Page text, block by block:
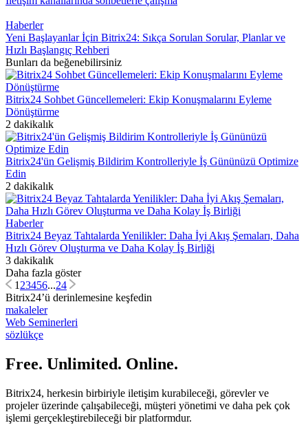
Haberler
Yeni Başlayanlar İçin Bitrix24: Sıkça Sorulan Sorular, Planlar ve
Hızlı Başlangıç Rehberi
Bunları da beğenebilirsiniz
Bitrix24 Sohbet Güncellemeleri: Ekip Konuşmalarını Eyleme
Dönüştürme
2 dakikalık
Bitrix24'ün Gelişmiş Bildirim Kontrolleriyle İş Gününüzü Optimize
Edin
2 dakikalık
Haberler
Bitrix24 Beyaz Tahtalarda Yenilikler: Daha İyi Akış Şemaları, Daha
Hızlı Görev Oluşturma ve Daha Kolay İş Birliği
3 dakikalık
Daha fazla göster
1 23456...24
Bitrix24’ü derinlemesine keşfedin
makaleler
Web Seminerleri
sözlükçe
Free. Unlimited. Online.
Bitrix24, herkesin birbiriyle iletişim kurabileceği, görevler ve
projeler üzerinde çalışabileceği, müşteri yönetimi ve daha pek çok
işlemi gerçekleştirebileceği bir platformdur.